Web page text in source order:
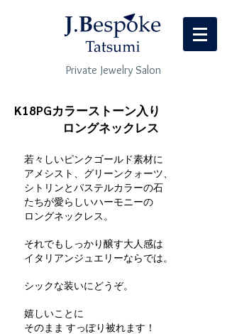
Private Jewelry Salon
K18PGカラーストーン入り
ロングネックレス
若々しいピンクゴールド素材に
アメシスト、 グリーンクォーツ、
シトリンと​パステルカラーの石
たちが愛らしいハーモニーの
ロングネックレス。
それでもしっかり醸す大人感は
イタリアンジュエリーならでは。
シックな装いにどうぞ。
嬉しいことに
そのまま すっぽり被れます！